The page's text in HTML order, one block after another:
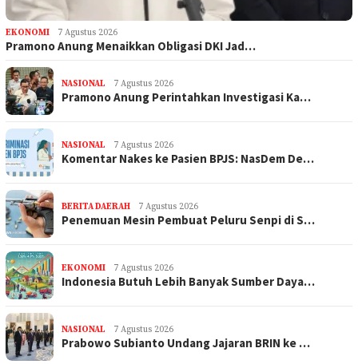
EKONOMI 7 Agustus 2026
Pramono Anung Menaikkan Obligasi DKI Jad…
NASIONAL 7 Agustus 2026
Pramono Anung Perintahkan Investigasi Ka…
NASIONAL 7 Agustus 2026
Komentar Nakes ke Pasien BPJS: NasDem De…
BERITA DAERAH 7 Agustus 2026
Penemuan Mesin Pembuat Peluru Senpi di S…
EKONOMI 7 Agustus 2026
Indonesia Butuh Lebih Banyak Sumber Daya…
NASIONAL 7 Agustus 2026
Prabowo Subianto Undang Jajaran BRIN ke …